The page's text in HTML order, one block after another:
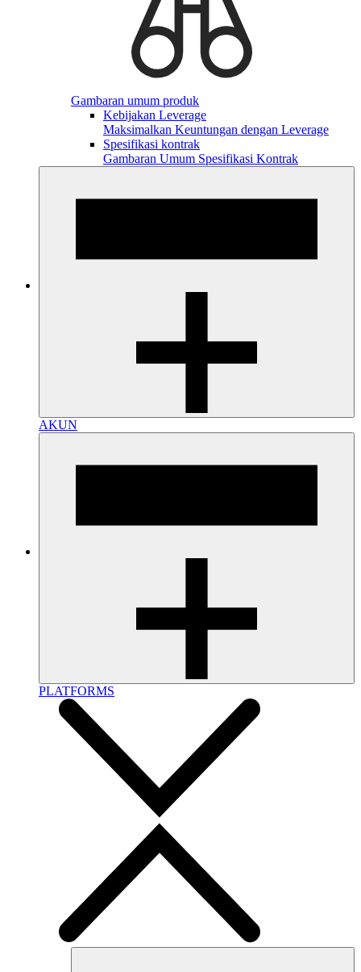
Gambaran umum produk
Kebijakan Leverage
Maksimalkan Keuntungan dengan Leverage
Spesifikasi kontrak
Gambaran Umum Spesifikasi Kontrak
AKUN
PLATFORMS